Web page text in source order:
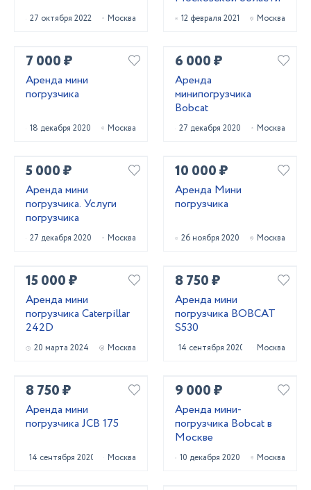
27 октября 2022 Москва 12 февраля 2021 Москва
7 000 ₽
Аренда мини
погрузчика
18 декабря 2020 Москва
6 000 ₽
Аренда
минипогрузчика
Bobcat
27 декабря 2020 Москва
5 000 ₽
Аренда мини
погрузчика. Услуги
погрузчика
27 декабря 2020 Москва
10 000 ₽
Аренда Мини
погрузчика
26 ноября 2020 Москва
15 000 ₽
Аренда мини
погрузчика Caterpillar
242D
20 марта 2024 Москва
8 750 ₽
Аренда мини
погрузчика BOBCAT
S530
14 сентября 2020 Москва
8 750 ₽
Аренда мини
погрузчика JCB 175
14 сентября 2020 Москва
9 000 ₽
Аренда мини-
погрузчика Bobcat в
Москве
10 декабря 2020 Москва